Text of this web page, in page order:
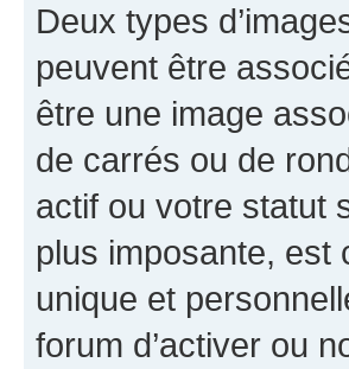
Deux types
peuvent être
être une image
de carrés ou de
actif ou votre statut
plus imposante, est
unique et
forum d’activer ou